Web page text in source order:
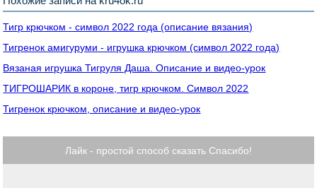
Тигр крючком - символ 2022 года (описание вязания)
Тигренок амигуруми - игрушка крючком (символ 2022 года)
Вязаная игрушка Тигруля Даша. Описание и видео-урок
ТИГРОШАРИК в короне, тигр крючком. Символ 2022
Тигренок крючком, описание и видео-урок
Лайк - простой способ сказать Спасибо!